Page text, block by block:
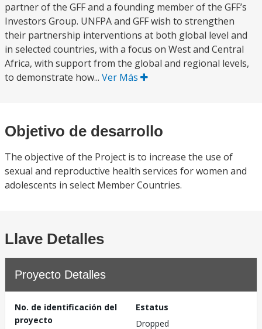
partner of the GFF and a founding member of the GFF’s
Investors Group. UNFPA and GFF wish to strengthen
their partnership interventions at both global level and
in selected countries, with a focus on West and Central
Africa, with support from the global and regional levels,
to demonstrate how... Ver Más
Objetivo de desarrollo
The objective of the Project is to increase the use of
sexual and reproductive health services for women and
adolescents in select Member Countries.
Llave Detalles
Proyecto Detalles
No. de identificación del
proyecto
Estatus
Dropped